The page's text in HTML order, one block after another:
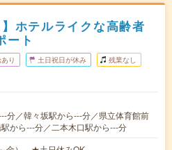
ホテルライクな高齢者
ート
り 土日祝日が休み 残業なし
分／韓々坂駅から---分／県立体育館前
から---分／二本木口駅から---分